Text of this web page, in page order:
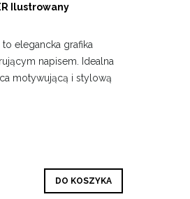
Ilustrowany
to elegancka grafika
napisem. Idealna
motywującą i stylową
DO KOSZYKA